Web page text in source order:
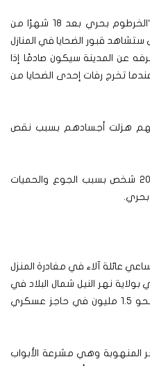
تقول العاملة الإنسانية إسراء حماد “الخرطوم بحري بعد 18 شهرًا من
قبور الضحايا في المنازل
عن المدينة سيكون صادمًا إذا
تخرج رفات إحدى الضحايا من
هزلت أجسادهم بسبب نقص
حسب إسراء توفي ما لا يقل عن 200 شخص بسبب الجوع والحميات
بحري.
عائلة آلاء في مغادرة المنزل
نهر النيل شمال البلاد في
المرة السادسة غادرت، لكنها دفعت نحو 1.5 مليون في حاجز عسكري
المنهوبة وهي مشرعة الأبواب